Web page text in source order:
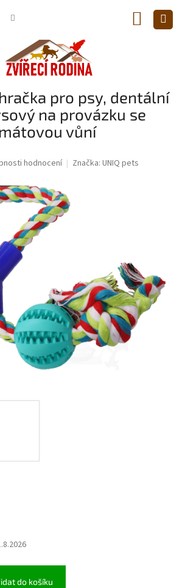
KOŠÍK
hračka pro psy, dentální
na provázku se
vůní
hodnocení Značka: UNIQ pets
do košíku